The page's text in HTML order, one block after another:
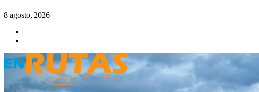
Saltar
contenido
8 agosto, 2026